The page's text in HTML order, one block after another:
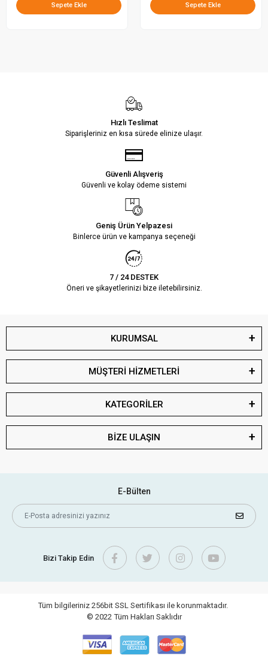
Sepete Ekle Sepete Ekle
Hızlı Teslimat
Siparişleriniz en kısa sürede elinize ulaşır.
Güvenli Alışveriş
Güvenli ve kolay ödeme sistemi
Geniş Ürün Yelpazesi
Binlerce ürün ve kampanya seçeneği
7 / 24 DESTEK
Öneri ve şikayetlerinizi bize iletebilirsiniz.
KURUMSAL
MÜŞTERİ HİZMETLERİ
KATEGORİLER
BİZE ULAŞIN
E-Bülten
Bizi Takip Edin
Tüm bilgileriniz 256bit SSL Sertifikası ile korunmaktadır.
© 2022 Tüm Hakları Saklıdır